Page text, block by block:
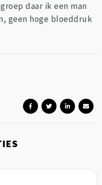
daar ik een man
geen hoge bloeddruk